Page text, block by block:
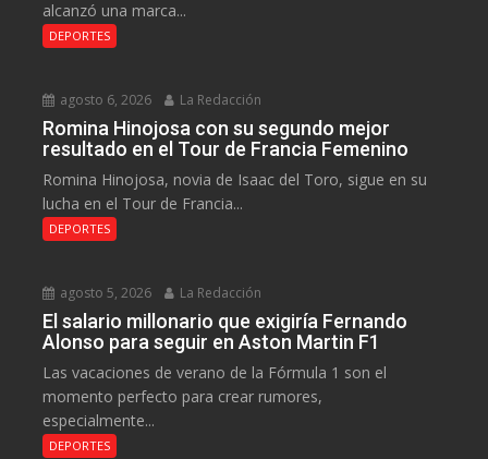
alcanzó una marca...
DEPORTES
agosto 6, 2026 La Redacción
Romina Hinojosa con su segundo mejor
resultado en el Tour de Francia Femenino
Romina Hinojosa, novia de Isaac del Toro, sigue en su
lucha en el Tour de Francia...
DEPORTES
agosto 5, 2026 La Redacción
El salario millonario que exigiría Fernando
Alonso para seguir en Aston Martin F1
Las vacaciones de verano de la Fórmula 1 son el
momento perfecto para crear rumores,
especialmente...
DEPORTES